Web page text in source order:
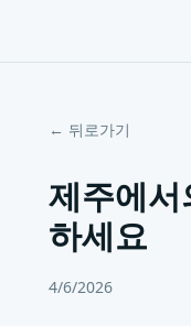
← 뒤로가기
제주에
하세요
4/6/2026